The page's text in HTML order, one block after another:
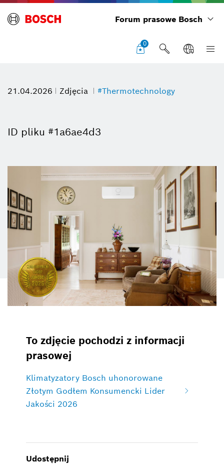
Forum prasowe Bosch
0
21.04.2026 Zdjęcia #Thermotechnology
ID pliku #1a6ae4d3
To zdjęcie pochodzi z informacji
prasowej
Klimatyzatory Bosch uhonorowane
Złotym Godłem Konsumencki Lider
Jakości 2026
Udostępnij